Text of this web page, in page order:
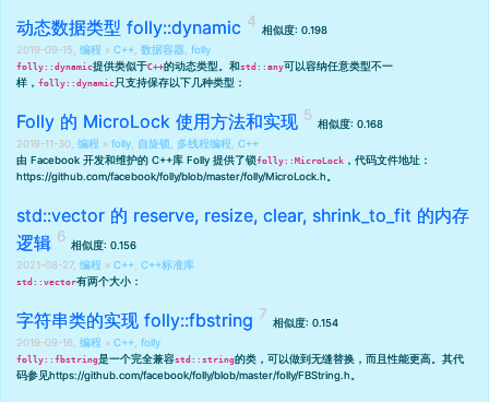
动态数据类型 folly::dynamic
相似度: 0.198
2019-09-15, 编程 » C++ 数据容器 folly
folly::dynamic提供类似于C++的动态类型。和std::any可以容纳任意类型不一
样， folly::dynamic 只支持保存以下几种类型：
Folly 的 MicroLock 使用方法和实现
相似度: 0.168
2019-11-30, 编程 » folly 自旋锁 多线程编程
C++
由 Facebook 开发和维护的 C++库 Folly 提供了锁folly::MicroLock ，代码文件地址：
https://github.com/facebook/folly/blob/master/folly/MicroLock.h
std::vector 的 reserve, resize, clear, shrink_to_fit 的内存
逻辑
相似度: 0.156
2021-08-27, 编程 » C++ C++标准库
std::vector有两个大小：
字符串类的实现 folly::fbstring
相似度: 0.154
2019-09-16, 编程 » C++ folly
folly::fbstring是一个完全兼容std::string的类，可以做到无缝替换，而且性能更高。其代
码参见https://github.com/facebook/folly/blob/master/folly/FBString.h